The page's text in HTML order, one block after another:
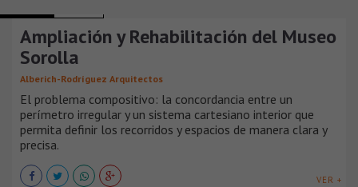
Ampliación y Rehabilitación del Museo
Sorolla
Alberich-Rodríguez Arquitectos
El problema compositivo: la concordancia entre un
perímetro irregular y un sistema cartesiano interior que
permita definir los recorridos y espacios de manera clara y
precisa.
VER +